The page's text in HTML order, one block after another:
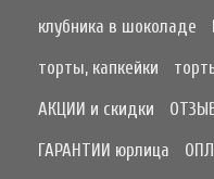
клубника в шоколаде
торты, капкейки
АКЦИИ и скидки
ГАРАНТИИ юрлица